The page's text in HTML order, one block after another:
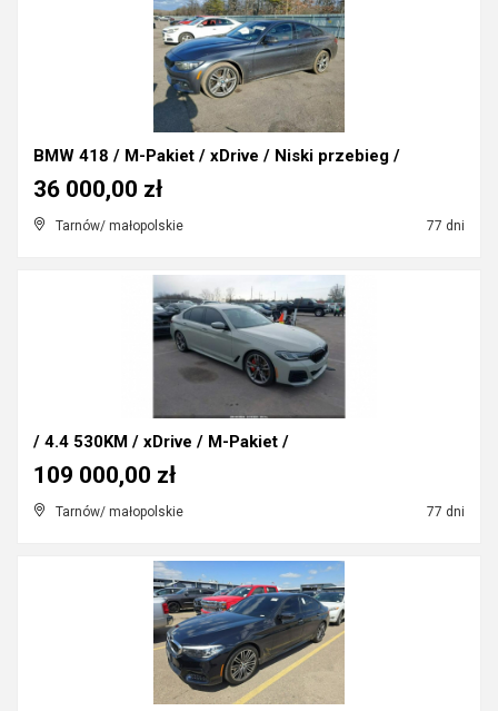
BMW 418 / M-Pakiet / xDrive / Niski przebieg /
Tarnów/ małopolskie 77 dni
36 000,00 zł
/ 4.4 530KM / xDrive / M-Pakiet /
Tarnów/ małopolskie 77 dni
109 000,00 zł